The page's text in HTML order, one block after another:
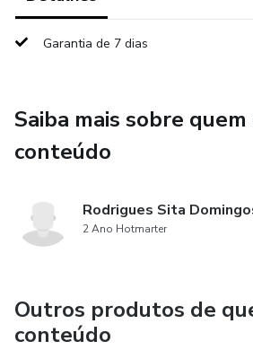
Garantia de 7 dias
Saiba mais sobre quem
conteúdo
Rodrigues Sita
2 Ano Hotmarter
Outros produtos de
conteúdo